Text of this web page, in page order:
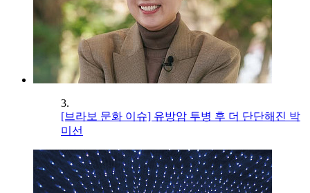
3.
[브라보 문화 이슈] 유방암 투병 후 더 단단해진 박
미선